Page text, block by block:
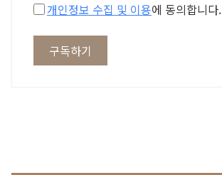
개인정보 수집 및 이용에 동의합니다.
구독하기